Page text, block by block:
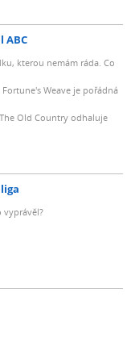
ABC
kterou nemám ráda. Co
Weave je pořádná
Old Country odhaluje
vyprávěl?